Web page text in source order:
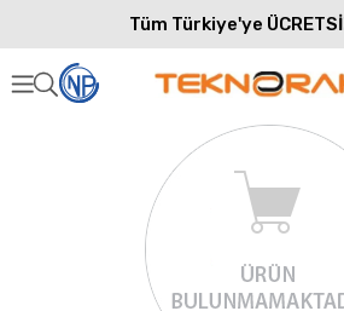
Tüm Türkiye'ye